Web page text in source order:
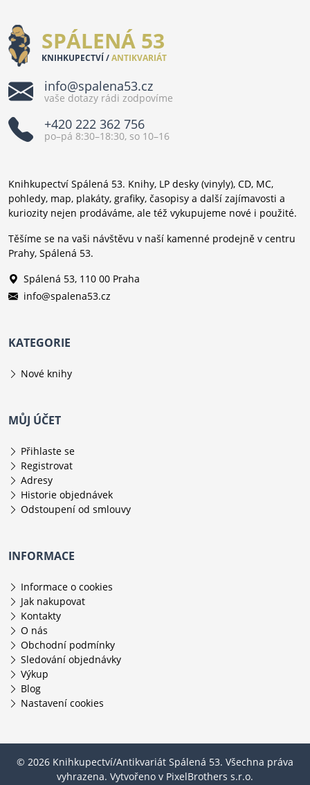
SPÁLENÁ 53
KNIHKUPECTVÍ /ANTIKVARIÁT
info@spalena53.cz
vaše dotazy rádi zodpovíme
+420 222 362 756
po–pá 8:30–18:30, so 10–16
Knihkupectví Spálená 53. Knihy, LP desky (vinyly), CD, MC,
pohledy, map, plakáty, grafiky, časopisy a další zajímavosti a
kuriozity nejen prodáváme, ale též vykupujeme nové i použité.
Těšíme se na vaši návštěvu v naší kamenné prodejně v centru
Prahy, Spálená 53.
Spálená 53, 110 00 Praha
info@spalena53.cz
KATEGORIE
Nové knihy
MŮJ ÚČET
Přihlaste se
Registrovat
Adresy
Historie objednávek
Odstoupení od smlouvy
INFORMACE
Informace o cookies
Jak nakupovat
Kontakty
O nás
Obchodní podmínky
Sledování objednávky
Výkup
Blog
Nastavení cookies
© 2026 Knihkupectví/Antikvariát Spálená 53. Všechna práva
vyhrazena. Vytvořeno v PixelBrothers s.r.o.